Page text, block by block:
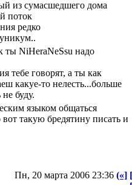
из сумасшедшего дома
поток
редко
ты NiHeraNeSsu надо
тебе говорят, а ты как
какуе-то нелесть...больше
буду.
языком общаться
такую бредятину писать и
Пн, 20 марта 2006 23:36 («]